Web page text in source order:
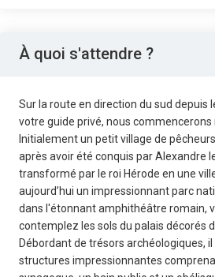
À quoi s'attendre ?
Sur la route en direction du sud depuis
votre guide privé, nous commencerons
Initialement un petit village de
après avoir été conquis par Alexandre
transformé par le roi Hérode en une
aujourd’hui un impressionnant parc
dans l'étonnant amphithéâtre romain,
contemplez les sols du palais décorés
Débordant de trésors archéologiques,
structures impressionnantes